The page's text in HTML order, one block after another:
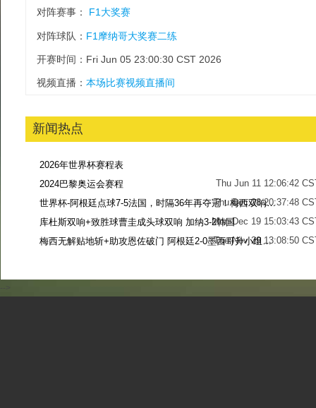
对阵赛事： F1大奖赛
对阵球队： F1摩纳哥大奖赛二练
开赛时间：Fri Jun 05 23:00:30 CST 2026
视频直播： 本场比赛视频直播间
新闻热点
2026年世界杯赛程表
Thu Jun 11 12:06:42
2024巴黎奥运会赛程
Thu Dec 28 20:37:48
世界杯-阿根廷点球7-5法国，时隔36年再夺冠！梅西双响姆巴佩戴帽
Mon Dec 19 15:03:43
库杜斯双响+致胜球曹圭成头球双响 加纳3-2韩国
Tue Nov 29 13:08:50
梅西无解贴地斩+助攻恩佐破门 阿根廷2-0墨西哥升小组第二